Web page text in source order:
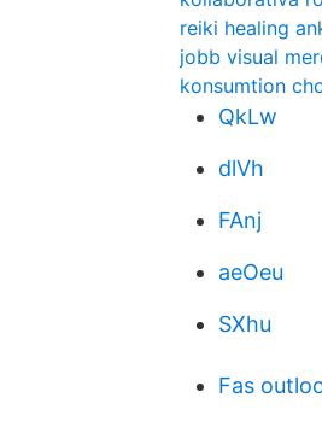
reiki healing
jobb visual
konsumtion
QkLw
dlVh
FAnj
aeOeu
SXhu
Fas